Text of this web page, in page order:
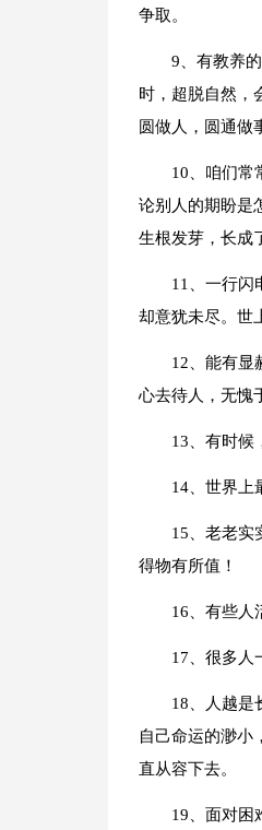
争取。
9、有教养
时，超脱自然，
圆做人，圆通做
10、咱们常
论别人的期盼是
生根发芽，长成
11、一行
却意犹未尽。世
12、能有显
心去待人，无愧
13、有时候
14、世界上
15、老老实
得物有所值！
16、有些人
17、很多人
18、人越是
自己命运的渺小
直从容下去。
19、面对困